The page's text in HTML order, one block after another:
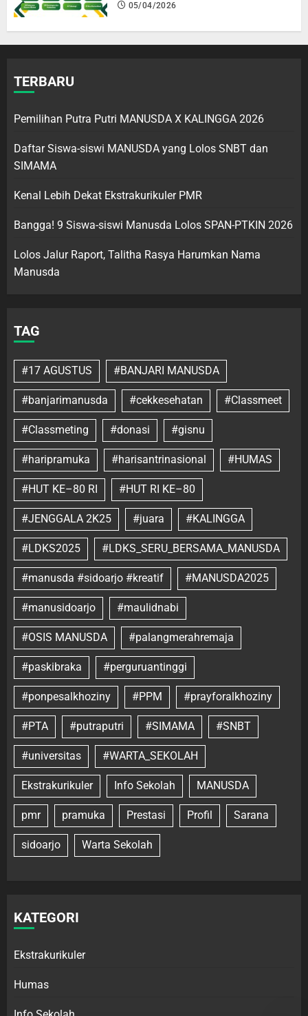
05/04/2026
TERBARU
Pemilihan Putra Putri MANUSDA X KALINGGA 2026
Daftar Siswa-siswi MANUSDA yang Lolos SNBT dan
SIMAMA
Kenal Lebih Dekat Ekstrakurikuler PMR
Bangga! 9 Siswa-siswi Manusda Lolos SPAN-PTKIN 2026
Lolos Jalur Raport, Talitha Rasya Harumkan Nama
Manusda
TAG
#17 AGUSTUS #BANJARI MANUSDA
#banjarimanusda #cekkesehatan #Classmeet
#Classmeting #donasi #gisnu
#haripramuka #harisantrinasional #HUMAS
#HUT KE–80 RI #HUT RI KE–80
#JENGGALA 2K25 #juara #KALINGGA
#LDKS2025 #LDKS_SERU_BERSAMA_MANUSDA
#manusda #sidoarjo #kreatif #MANUSDA2025
#manusidoarjo #maulidnabi
#OSIS MANUSDA #palangmerahremaja
#paskibraka #perguruantinggi
#ponpesalkhoziny #PPM #prayforalkhoziny
#PTA #putraputri #SIMAMA #SNBT
#universitas #WARTA_SEKOLAH
Ekstrakurikuler Info Sekolah MANUSDA
pmr pramuka Prestasi Profil Sarana
sidoarjo Warta Sekolah
KATEGORI
Ekstrakurikuler
Humas